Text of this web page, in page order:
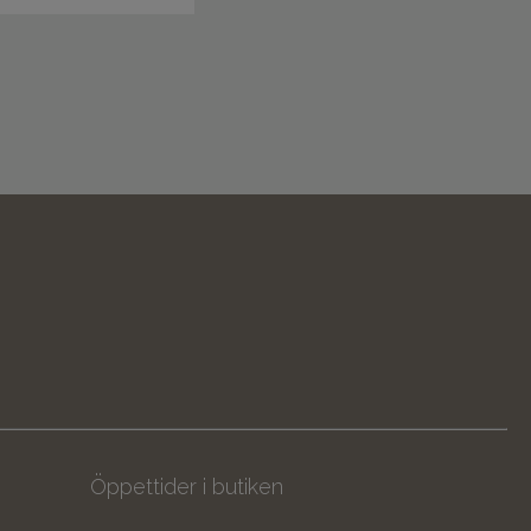
Öppettider i butiken